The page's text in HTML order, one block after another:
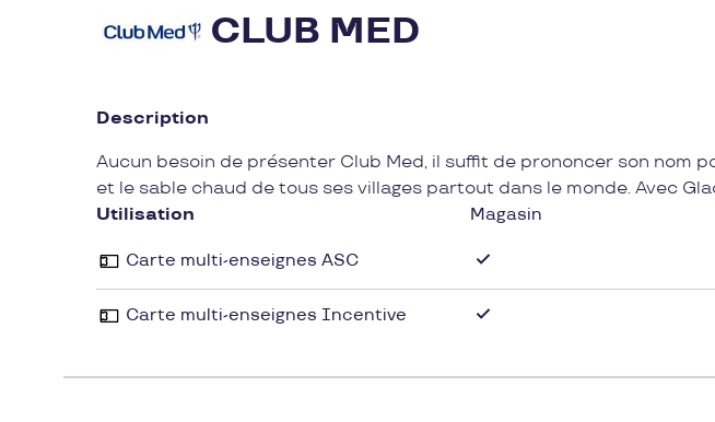
CLUB MED
Description
Aucun besoin de présenter Club Med, il suffit de prononcer son nom
et le sable chaud de tous ses villages partout dans le monde. Avec
Utilisation
Magasin
Carte multi-enseignes ASC
Carte multi-enseignes Incentive